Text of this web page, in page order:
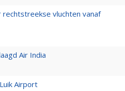
rechtstreekse vluchten vanaf
Air India
Airport